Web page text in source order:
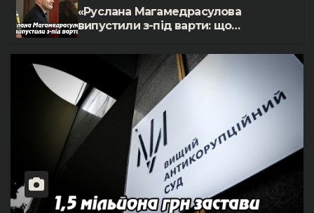
«Руслана Магамедрасулова
випустили з-під варти: що